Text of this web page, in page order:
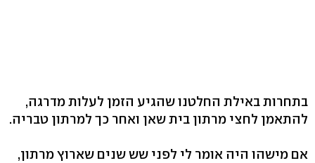
בתחרות באילת החלטנו שהגיע הזמן לעלות מדרגה,
להתאמן לחצי מרתון בית שאן ואחר כך למרתון טבריה.
אם מישהו היה אומר לי לפני שש שנים שארוץ מרתון,